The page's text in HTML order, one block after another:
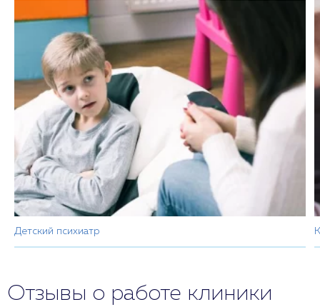
Детский психиатр
Отзывы о работе клиники